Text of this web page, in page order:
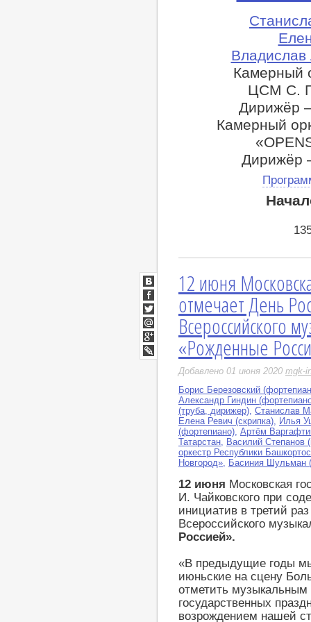
Владислав
Камерный
ЦСМ С.
Дирижёр
Камерный
Дирижёр
12 июня
отмечает День
Всероссийского
«Рожденные
Добавлено 01 июня 2020 mgk-
Борис Березовский
Александр Гиндин
(труба, дирижер) Станислав
Елена Ревич (скрипка) Илья
(фортепиано) Артём
Татарстан Василий Степанов
оркестр Республики
Новгород» Басиния Шульман
12 июня Московская
И. Чайковского при
инициатив в третий
Всероссийского
Россией».
«В предыдущие годы
июньские на сцену
отметить
государственных
возрождением нашей
ВКонтакте
Facebook
Twitter
Мой
Мир
Google+
LiveJournal